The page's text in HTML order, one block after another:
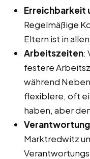
Erreichbarkeit
Regelmäßige
Eltern ist in
Arbeitszeiten:
festere
während
flexiblere, oft
haben, aber
Marktredwitz